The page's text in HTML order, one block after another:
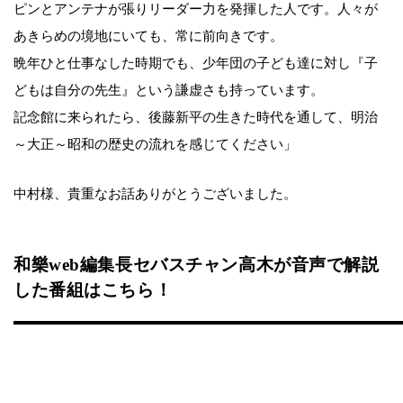
ピンとアンテナが張りリーダー力を発揮した人です。人々が
あきらめの境地にいても、常に前向きです。
晩年ひと仕事なした時期でも、少年団の子ども達に対し『子
どもは自分の先生』という謙虚さも持っています。
記念館に来られたら、後藤新平の生きた時代を通して、明治
～大正～昭和の歴史の流れを感じてください」
中村様、貴重なお話ありがとうございました。
和樂web編集長セバスチャン高木が音声で解説
した番組はこちら！